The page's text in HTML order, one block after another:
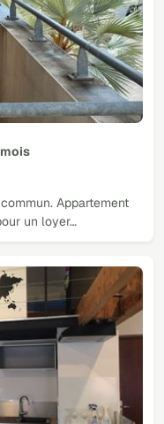
Appartement
un loyer…